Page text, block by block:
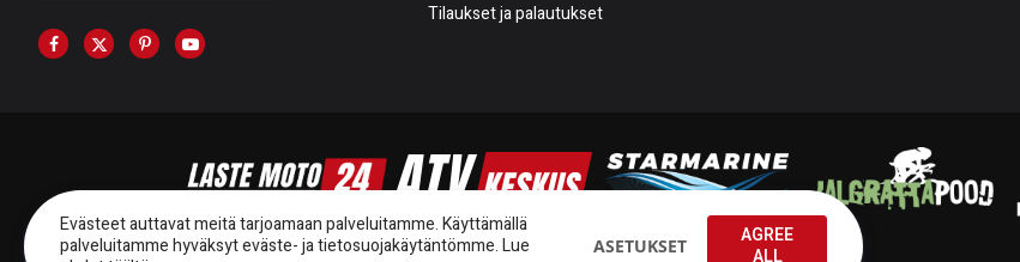
Tilaukset ja palautukset
Evästeet auttavat meitä tarjoamaan palveluitamme. Käyttämällä
palveluitamme hyväksyt eväste- ja tietosuojakäytäntömme.Lue
ASETUKSET
AGREE
ALL